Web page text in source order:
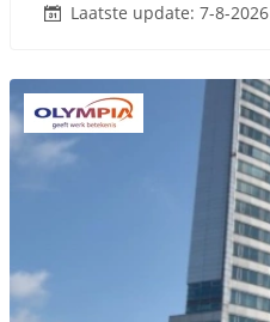
Laatste update: 7-8-2026